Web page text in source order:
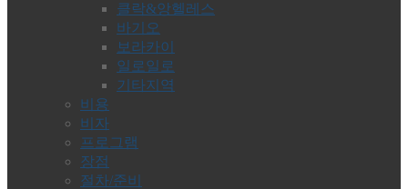
클락&앙헬레스
바기오
보라카이
일로일로
기타지역
비용
비자
프로그램
장점
절차/준비